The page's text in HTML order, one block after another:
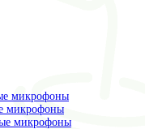
микрофоны
микрофоны
микрофоны